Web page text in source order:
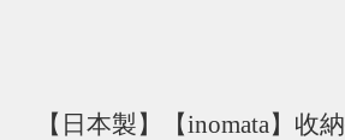
【日本製】【inomata】收